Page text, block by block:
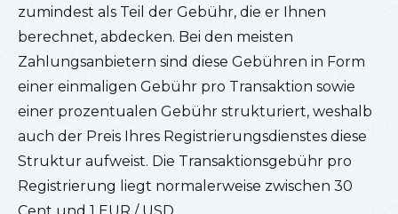
zumindest als Teil der Gebühr, die er Ihnen
berechnet, abdecken. Bei den meisten
Zahlungsanbietern sind diese Gebühren in Form
einer einmaligen Gebühr pro Transaktion sowie
einer prozentualen Gebühr strukturiert, weshalb
auch der Preis Ihres Registrierungsdienstes diese
Struktur aufweist. Die Transaktionsgebühr pro
Registrierung liegt normalerweise zwischen 30